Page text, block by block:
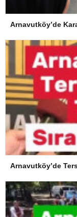
Arnavutköy’de